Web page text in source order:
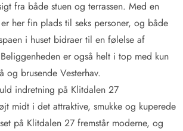
fra både stuen og terrassen. Med en
her fin plads til seks personer, og både
i huset bidraer til en følelse af
er også helt i top med kun
brusende Vesterhav.
indretning på Klitdalen 27
midt i det attraktive, smukke og kuperede
på Klitdalen 27 fremstår moderne, og